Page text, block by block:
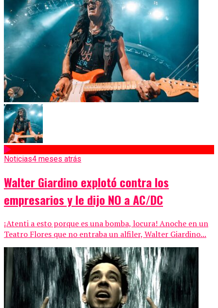
Noticias4 meses atrás
Walter Giardino explotó contra los
empresarios y le dijo NO a AC/DC
¡Atenti a esto porque es una bomba, locura! Anoche en un
Teatro Flores que no entraba un alfiler, Walter Giardino...